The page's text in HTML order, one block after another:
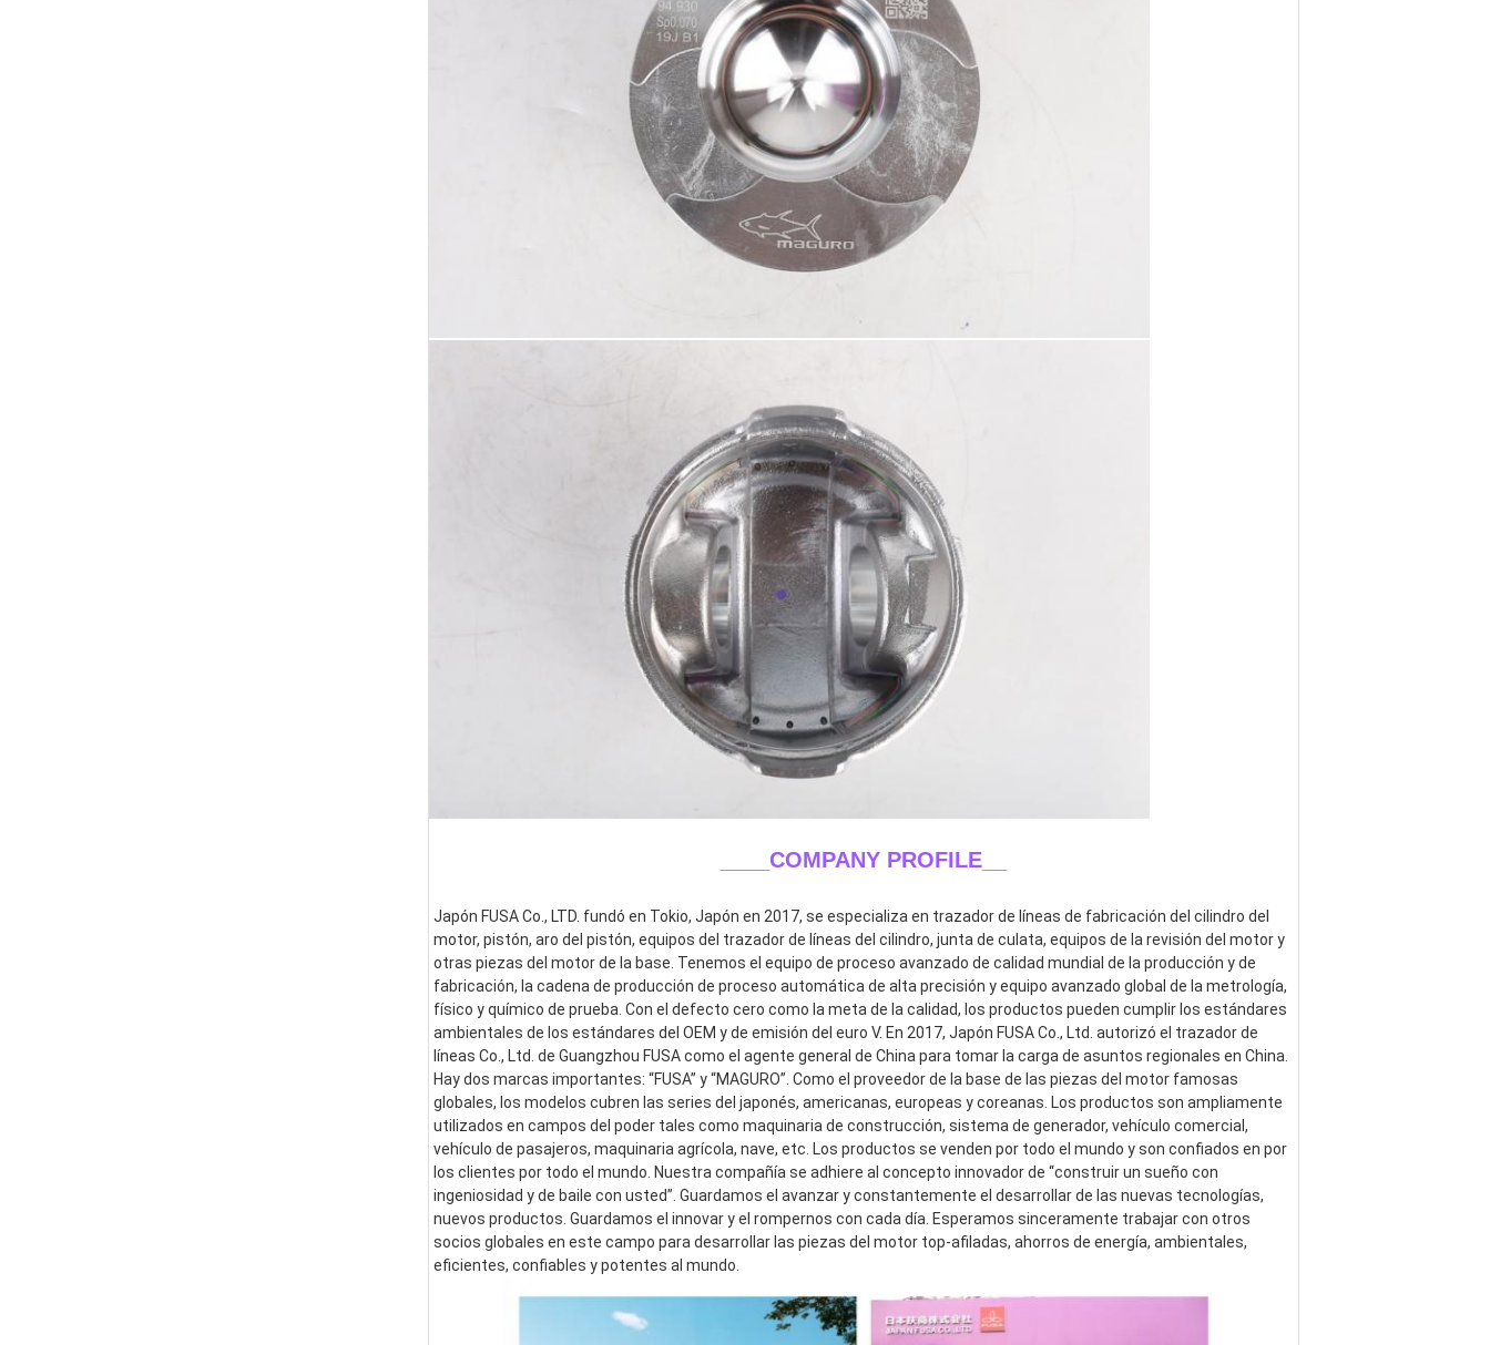
____COMPANY PROFILE__
Japón FUSA Co., LTD. fundó en Tokio, Japón en 2017, se especializa en trazador de líneas de fabricación del cilindro del
motor, pistón, aro del pistón, equipos del trazador de líneas del cilindro, junta de culata, equipos de la revisión del motor y
otras piezas del motor de la base. Tenemos el equipo de proceso avanzado de calidad mundial de la producción y de
fabricación, la cadena de producción de proceso automática de alta precisión y equipo avanzado global de la metrología,
físico y químico de prueba. Con el defecto cero como la meta de la calidad, los productos pueden cumplir los estándares
ambientales de los estándares del OEM y de emisión del euro V. En 2017, Japón FUSA Co., Ltd. autorizó el trazador de
líneas Co., Ltd. de Guangzhou FUSA como el agente general de China para tomar la carga de asuntos regionales en China.
Hay dos marcas importantes: “FUSA” y “MAGURO”. Como el proveedor de la base de las piezas del motor famosas
globales, los modelos cubren las series del japonés, americanas, europeas y coreanas. Los productos son ampliamente
utilizados en campos del poder tales como maquinaria de construcción, sistema de generador, vehículo comercial,
vehículo de pasajeros, maquinaria agrícola, nave, etc. Los productos se venden por todo el mundo y son confiados en por
los clientes por todo el mundo. Nuestra compañía se adhiere al concepto innovador de “construir un sueño con
ingeniosidad y de baile con usted”. Guardamos el avanzar y constantemente el desarrollar de las nuevas tecnologías,
nuevos productos. Guardamos el innovar y el rompernos con cada día. Esperamos sinceramente trabajar con otros
socios globales en este campo para desarrollar las piezas del motor top-afiladas, ahorros de energía, ambientales,
eficientes, confiables y potentes al mundo.